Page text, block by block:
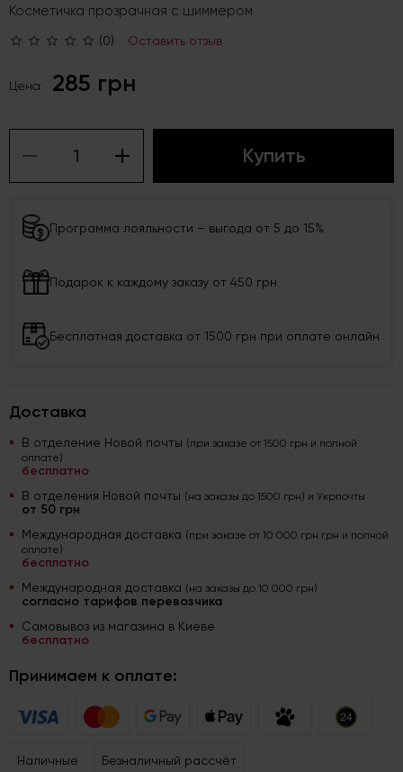
Косметичка прозрачная с шиммером
(0) Оставить отзыв
Цена: 285 грн
Купить
Программа лояльности – выгода от 5 до 15%
Подарок к каждому заказу от 450 грн
Бесплатная доставка от 1500 грн при оплате онлайн
Доставка
В отделение Новой почты (при заказе от 1500 грн и полной
оплате)
бесплатно
В отделения Новой почты (на заказы до 1500 грн) и Укрпочты
от 50 грн
Международная доставка (при заказе от 10 000 грн грн и полной
оплате)
бесплатно
Международная доставка (на заказы до 10 000 грн)
согласно тарифов перевозчика
Самовывоз из магазина в Киеве
бесплатно
Принимаем к оплате:
Наличные Безналичный рассчёт